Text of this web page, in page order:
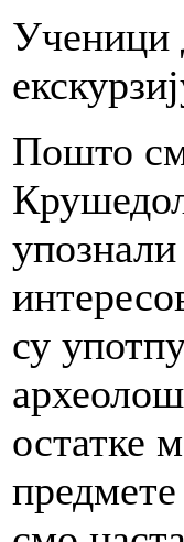
Ученици
Пошто
су
остатке